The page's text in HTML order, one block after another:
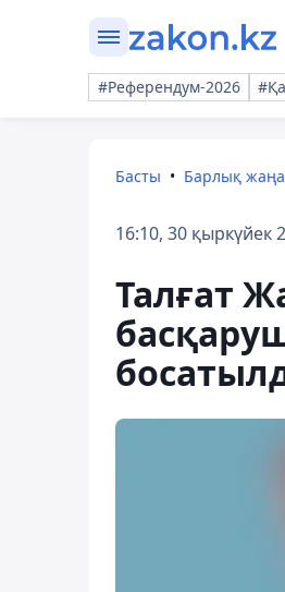
#Референдум-2026
Басты Барлық
16:10, 30 қыркүйек
Талғат